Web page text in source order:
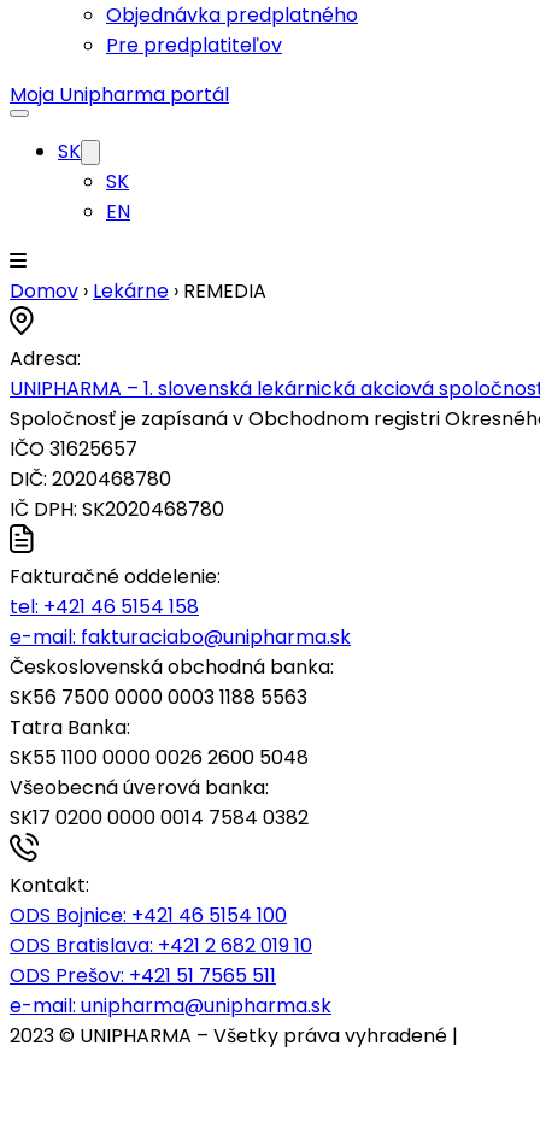
Objednávka predplatného
Pre predplatiteľov
Moja Unipharma portál
SK
SK
EN
Domov › Lekárne › REMEDIA
Adresa:
UNIPHARMA – 1. slovenská lekárnická akciová
Spoločnosť je zapísaná v Obchodnom registri
IČO 31625657
DIČ: 2020468780
IČ DPH: SK2020468780
Fakturačné oddelenie:
tel: +421 46 5154 158
e-mail: fakturaciabo@unipharma.sk
Československá obchodná banka:
SK56 7500 0000 0003 1188 5563
Tatra Banka:
SK55 1100 0000 0026 2600 5048
Všeobecná úverová banka:
SK17 0200 0000 0014 7584 0382
Kontakt:
ODS Bojnice: +421 46 5154 100
ODS Bratislava: +421 2 682 019 10
ODS Prešov: +421 51 7565 511
e-mail: unipharma@unipharma.sk
2023 © UNIPHARMA – Všetky práva vyhradené |